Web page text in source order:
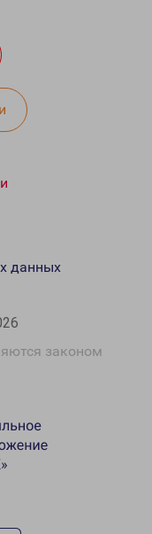
законом
данных